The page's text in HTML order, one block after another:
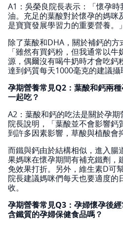
A1：吳榮良院長表示：「懷孕
油。充足的葉酸對於懷孕的媽咪
是寶寶發展學習力的重要營養。」
除了葉酸和DHA，關於補鈣的方
「雖然有買鈣粉，但我通常以
源，偶爾沒有喝牛奶時才會吃鈣
達到鈣質每天1000毫克的建議攝
孕期營養常見Q2：葉酸和鈣兩
一起吃？
A2：葉酸和鈣的吃法是關於孕
院長說明，「葉酸並不會影響鈣
到許多因素影響，草酸與植酸會
而鐵與鈣由於結構相似，進入腸
果媽咪在懷孕期間有補充鐵劑，
免效果打折。另外，維生素D可
院長建議媽咪們每天也要適度的
收。
孕期營養常見Q3：孕婦懷孕後
含鐵質的孕婦保健食品嗎？